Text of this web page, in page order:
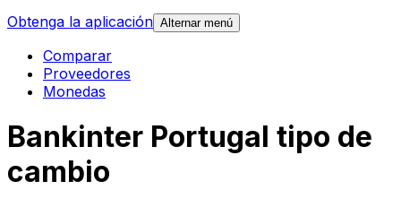
Obtenga la aplicación Alternar menú
Comparar
Proveedores
Monedas
Bankinter Portugal tipo de
cambio